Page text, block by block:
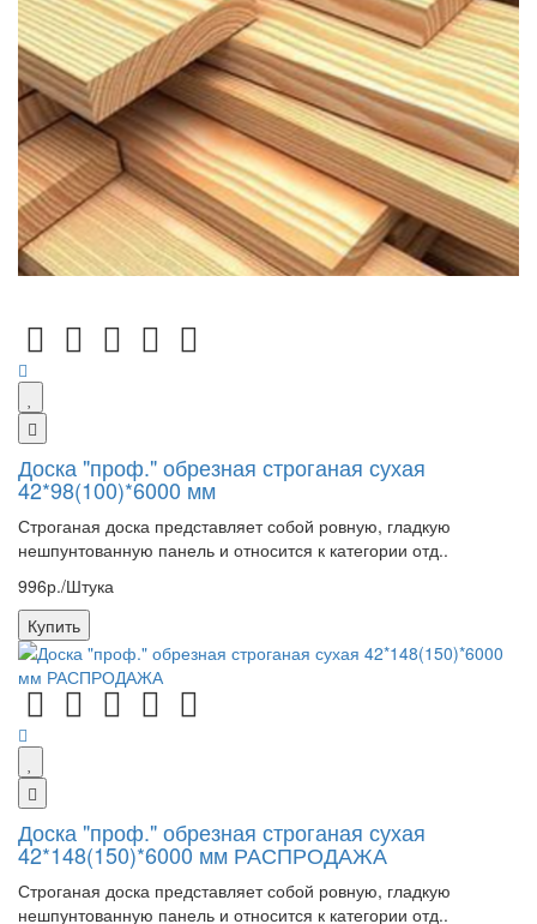
Доска "проф." обрезная строганая сухая
42*98(100)*6000 мм
Строганая доска представляет собой ровную, гладкую
нешпунтованную панель и относится к категории отд..
996р./Штука
Купить
Доска "проф." обрезная строганая сухая
42*148(150)*6000 мм РАСПРОДАЖА
Строганая доска представляет собой ровную, гладкую
нешпунтованную панель и относится к категории отд..